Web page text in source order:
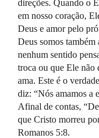
direções. Quando o
em nosso coração,
Deus e amor pelo
Deus somos
nenhum sentido
troca ou que Ele não
ama. Este é o
diz: “Nós amamos a
Afinal de contas,
que Cristo morreu
Romanos 5:8.